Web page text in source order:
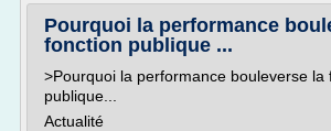
Pourquoi la performance
fonction publique ...
>Pourquoi la performance bouleverse la
publique...
Actualité